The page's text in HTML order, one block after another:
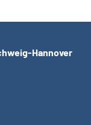
Hannover